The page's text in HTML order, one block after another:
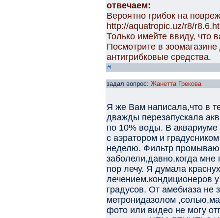
отвечаем:
Вероятно грибок на
http://aquatropic.uz/r8/
Только имейте ввиду, что
Посмотрите в
антигрибковые средства.
задал вопрос: Жанетта Грекова
Я же Вам написала,что в
дважды перезапускала
по 10% воды. В
с аэратором и
неделю. Фильтр
заболели,давно,когда мне
пор лечу. Я думала
лечением.кондиционеров
градусов. От амебиаза не
метронидазолом
фото или видео не могу